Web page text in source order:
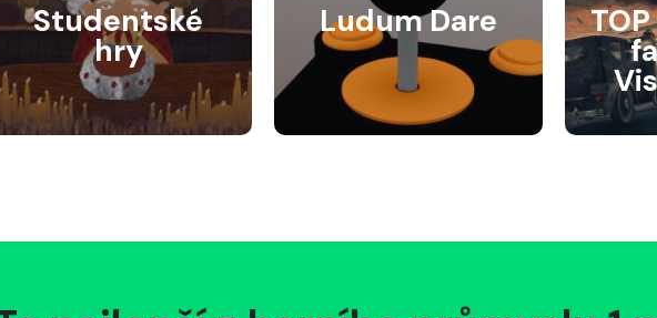
Studentské
hry
Ludum Dare